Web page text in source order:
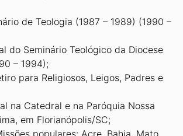
de Teologia (1987 – 1989) (1990 –
do Seminário Teológico da Diocese
– 1994);
para Religiosos, Leigos, Padres e
na Catedral e na Paróquia Nossa
em Florianópolis/SC;
populares: Acre, Bahia, Mato